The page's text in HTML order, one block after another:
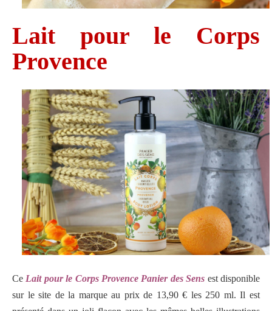
Lait pour le Corps
Provence
Ce Lait pour le Corps Provence Panier des Sens est disponible
sur le site de la marque au prix de 13,90 € les 250 ml. Il est